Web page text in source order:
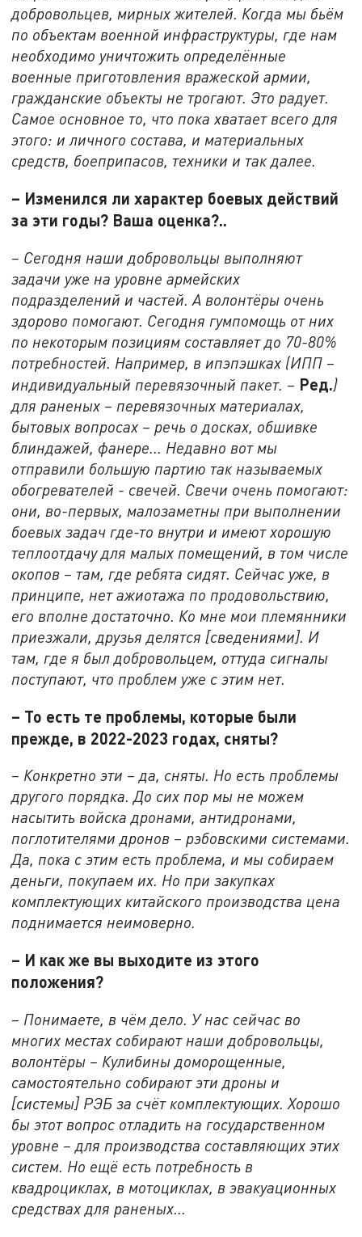
добровольцев, мирных жителей. Когда мы бьём
по объектам военной инфраструктуры, где нам
необходимо уничтожить определённые
военные приготовления вражеской армии,
гражданские объекты не трогают. Это радует.
Самое основное то, что пока хватает всего для
этого: и личного состава, и материальных
средств, боеприпасов, техники и так далее.
– Изменился ли характер боевых действий
за эти годы? Ваша оценка?..
– Сегодня наши добровольцы выполняют
задачи уже на уровне армейских
подразделений и частей. А волонтёры очень
здорово помогают. Сегодня гумпомощь от них
по некоторым позициям составляет до 70-80%
потребностей. Например, в ипэпэшках (ИПП –
индивидуальный перевязочный пакет. – Ред.)
для раненых – перевязочных материалах,
бытовых вопросах – речь о досках, обшивке
блиндажей, фанере... Недавно вот мы
отправили большую партию так называемых
обогревателей - свечей. Свечи очень помогают:
они, во-первых, малозаметны при выполнении
боевых задач где-то внутри и имеют хорошую
теплоотдачу для малых помещений, в том числе
окопов – там, где ребята сидят. Сейчас уже, в
принципе, нет ажиотажа по продовольствию,
его вполне достаточно. Ко мне мои племянники
приезжали, друзья делятся [сведениями]. И
там, где я был добровольцем, оттуда сигналы
поступают, что проблем уже с этим нет.
– То есть те проблемы, которые были
прежде, в 2022-2023 годах, сняты?
– Конкретно эти – да, сняты. Но есть проблемы
другого порядка. До сих пор мы не можем
насытить войска дронами, антидронами,
поглотителями дронов – рэбовскими системами.
Да, пока с этим есть проблема, и мы собираем
деньги, покупаем их. Но при закупках
комплектующих китайского производства цена
поднимается неимоверно.
– И как же вы выходите из этого
положения?
– Понимаете, в чём дело. У нас сейчас во
многих местах собирают наши добровольцы,
волонтёры – Кулибины доморощенные,
самостоятельно собирают эти дроны и
[системы] РЭБ за счёт комплектующих. Хорошо
бы этот вопрос отладить на государственном
уровне – для производства составляющих этих
систем. Но ещё есть потребность в
квадроциклах, в мотоциклах, в эвакуационных
средствах для раненых...